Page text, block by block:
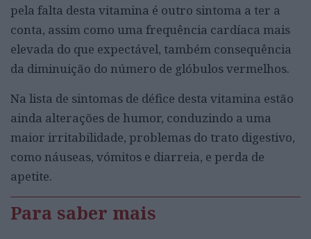
pela falta desta vitamina é outro sintoma a ter a
conta, assim como uma frequência cardíaca mais
elevada do que expectável, também consequência
da diminuição do número de glóbulos vermelhos.
Na lista de sintomas de défice desta vitamina estão
ainda alterações de humor, conduzindo a uma
maior irritabilidade, problemas do trato digestivo,
como náuseas, vómitos e diarreia, e perda de
apetite.
Para saber mais